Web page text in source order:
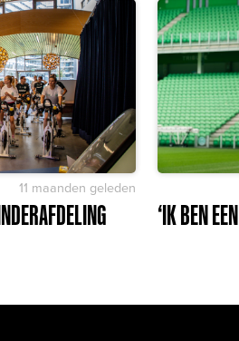
11 maanden geleden
‘IK BEN